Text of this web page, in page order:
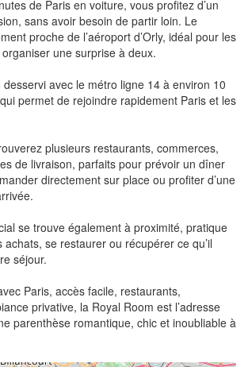
de Paris en voiture, vous profitez d’un
sans avoir besoin de partir loin. Le
proche de l’aéroport d’Orly, idéal pour les
une surprise à deux.
avec le métro ligne 14 à environ 10
permet de rejoindre rapidement Paris et les
plusieurs restaurants, commerces,
de livraison, parfaits pour prévoir un dîner
directement sur place ou profiter d’une
se trouve également à proximité, pratique
se restaurer ou récupérer ce qu’il
séjour.
Paris, accès facile, restaurants,
privative, la Royal Room est l’adresse
parenthèse romantique, chic et inoubliable à